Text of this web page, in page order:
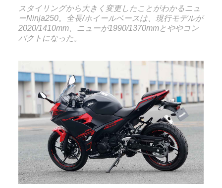
スタイリングから大きく変更したことがわかるニュ
ーNinja250。全長/ホイールベースは、現行モデルが
2020/1410mm、ニューが1990/1370mmとややコン
パクトになった。